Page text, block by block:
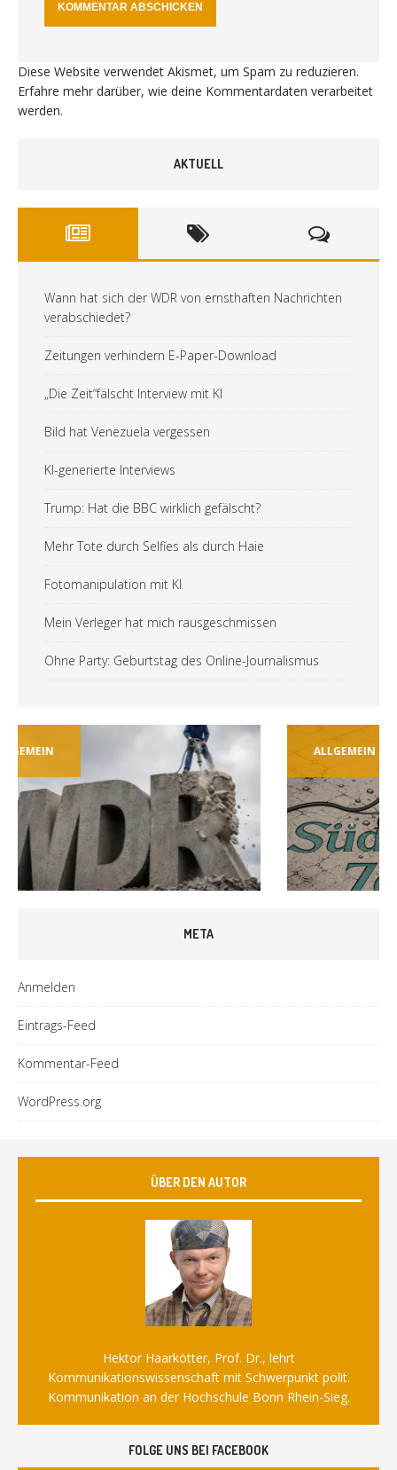
Diese Website verwendet Akismet, um Spam zu reduzieren.
Erfahre mehr darüber, wie deine Kommentardaten verarbeitet
werden.
AKTUELL
Wann hat sich der WDR von ernsthaften Nachrichten
verabschiedet?
Zeitungen verhindern E-Paper-Download
„Die Zeit“fälscht Interview mit KI
Bild hat Venezuela vergessen
KI-generierte Interviews
Trump: Hat die BBC wirklich gefälscht?
Mehr Tote durch Selfies als durch Haie
Fotomanipulation mit KI
Mein Verleger hat mich rausgeschmissen
Ohne Party: Geburtstag des Online-Journalismus
ALLGEMEIN
META
Anmelden
Eintrags-Feed
Kommentar-Feed
WordPress.org
ÜBER DEN AUTOR
Hektor Haarkötter, Prof. Dr., lehrt
Kommunikationswissenschaft mit Schwerpunkt polit.
Kommunikation an der Hochschule Bonn Rhein-Sieg.
FOLGE UNS BEI FACEBOOK